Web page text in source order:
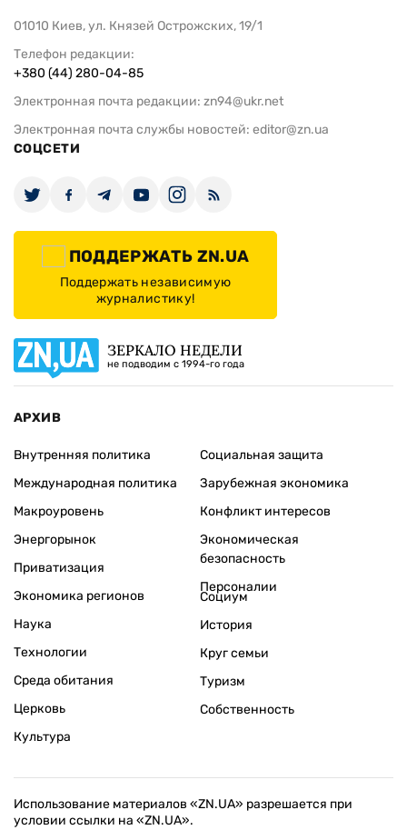
01010 Киев, ул. Князей Острожских, 19/1
Телефон редакции:
+380 (44) 280-04-85
Электронная почта редакции: zn94@ukr.net
Электронная почта службы новостей: editor@zn.ua
СОЦСЕТИ
ПОДДЕРЖАТЬ ZN.UA
Поддержать независимую
журналистику!
ЗЕРКАЛО НЕДЕЛИ
не подводим с 1994-го года
АРХИВ
Внутренняя политика
Международная политика
Макроуровень
Энергорынок
Приватизация
Экономика регионов
Социальная защита
Зарубежная экономика
Конфликт интересов
Экономическая
безопасность
Персоналии
Наука
Технологии
Среда обитания
Церковь
Культура
Социум
История
Круг семьи
Туризм
Собственность
Использование материалов «ZN.UA» разрешается при
условии ссылки на «ZN.UA».